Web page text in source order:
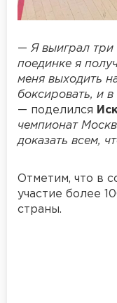
— Я выиграл
поединке я
меня выходить
боксировать, и
— поделился
чемпионат
доказать всем,
Отметим, что в
участие более
страны.